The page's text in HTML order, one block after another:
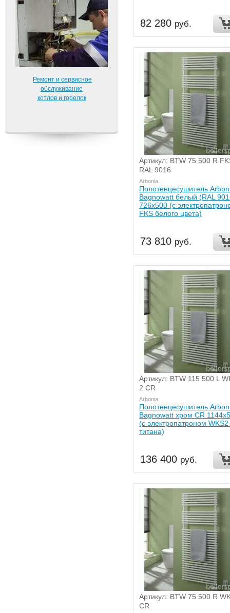
Ремонт и сервисное
обслуживание
котлов и горелок
82 280 руб.
Артикул: BTW 75 500 R
RAL 9016
Arbonia
Полотенцесушитель
Bagnowatt белый (RAL
726x500 (с
FKS белого цвета)
73 810 руб.
Артикул: BTW 115 500 L
2 CR
Arbonia
Полотенцесушитель
Bagnowatt хром CR
(с электропатроном WKS2
титана)
136 400 руб.
Артикул: BTW 75 500 R
CR